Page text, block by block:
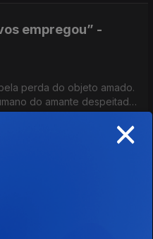
empregou” -
perda do objeto amado.
do amante despeitado
sobre as escolhas da
Almeida (leitura de
vai revelando uma visão
×